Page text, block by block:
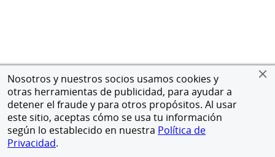
Nosotros y nuestros socios usamos cookies y
otras herramientas de publicidad, para ayudar a
detener el fraude y para otros propósitos. Al usar
este sitio, aceptas cómo se usa tu información
según lo establecido en nuestra Política de
Privacidad.